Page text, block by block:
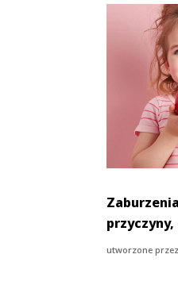
utworzone